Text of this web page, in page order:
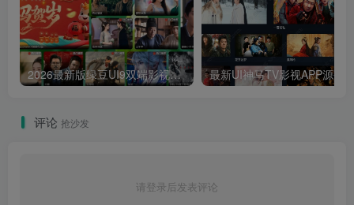
2026最新版绿豆UI9双端影视APP源码
评论 抢沙发
请登录后发表评论